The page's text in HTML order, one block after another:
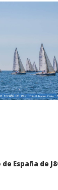
España de